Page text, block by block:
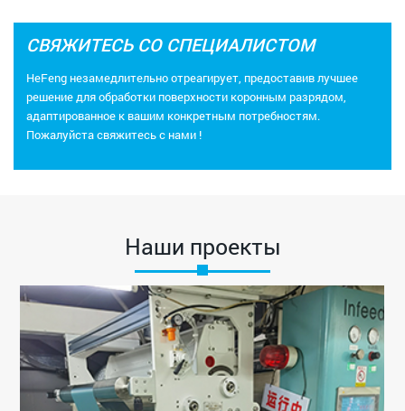
СВЯЖИТЕСЬ СО СПЕЦИАЛИСТОМ
HeFeng незамедлительно отреагирует, предоставив лучшее
решение для обработки поверхности коронным разрядом,
адаптированное к вашим конкретным потребностям.
Пожалуйстасвяжитесь с нами !
Наши проекты